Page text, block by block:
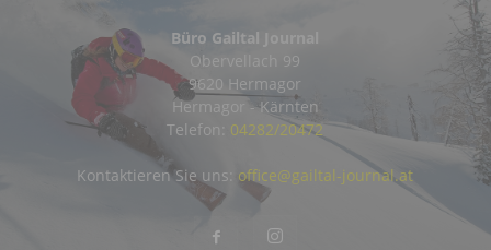
Büro Gailtal Journal
Obervellach 99
9620 Hermagor
Hermagor - Kärnten
Telefon: 04282/20472
Kontaktieren Sie uns: office@gailtal-journal.at